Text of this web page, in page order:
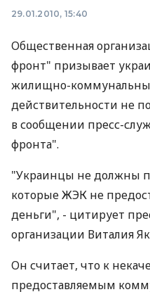
29.01.2010, 15:40
Общественная
фронт" призывает
жилищно-
действительности не
в сообщении пресс-
фронта".
"Украинцы не должны
которые ЖЭК не
деньги", - цитирует
организации Виталия
Он считает, что к
предоставляемым